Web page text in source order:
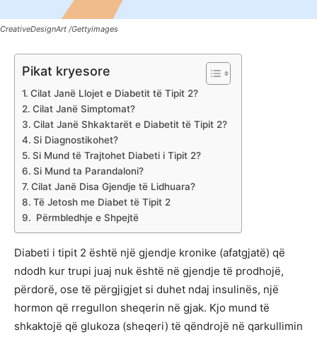
CreativeDesignArt /Gettyimages
Pikat kryesore
Cilat Janë Llojet e Diabetit të Tipit 2?
Cilat Janë Simptomat?
Cilat Janë Shkaktarët e Diabetit të Tipit 2?
Si Diagnostikohet?
Si Mund të Trajtohet Diabeti i Tipit 2?
Si Mund ta Parandaloni?
Cilat Janë Disa Gjendje të Lidhuara?
Të Jetosh me Diabet të Tipit 2
Përmbledhje e Shpejtë
Diabeti i tipit 2 është një gjendje kronike (afatgjatë) që
ndodh kur trupi juaj nuk është në gjendje të prodhojë,
përdorë, ose të përgjigjet si duhet ndaj insulinës, një
hormon që rregullon sheqerin në gjak. Kjo mund të
shkaktojë që glukoza (sheqeri) të qëndrojë në qarkullimin